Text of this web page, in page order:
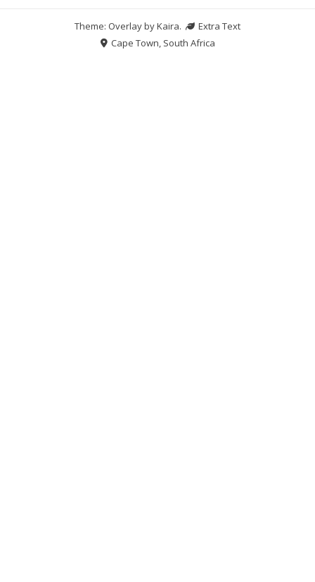
Theme: Overlay byKaira.
Extra Text
Cape Town, South Africa